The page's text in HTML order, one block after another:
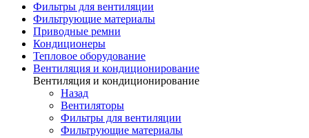
Фильтры для вентиляции
Фильтрующие материалы
Приводные ремни
Кондиционеры
Тепловое оборудование
Вентиляция и кондиционирование
Вентиляция и кондиционирование
Назад
Вентиляторы
Фильтры для вентиляции
Фильтрующие материалы